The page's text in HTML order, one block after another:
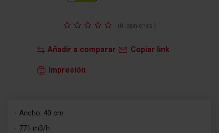
Añadir a comparar Copiar link
Impresión
Valoración: (0 opiniones )
Ancho: 40 cm
771 m3/h